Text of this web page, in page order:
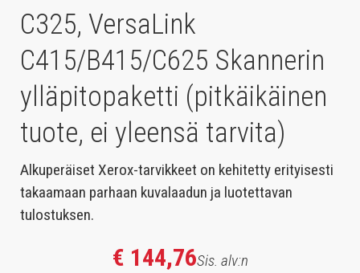
C325, VersaLink
C415/B415/C625 Skannerin
ylläpitopaketti (pitkäikäinen
tuote, ei yleensä tarvita)
Alkuperäiset Xerox-tarvikkeet on kehitetty erityisesti
takaamaan parhaan kuvalaadun ja luotettavan
tulostuksen.
€ 144,76Sis. alv:n